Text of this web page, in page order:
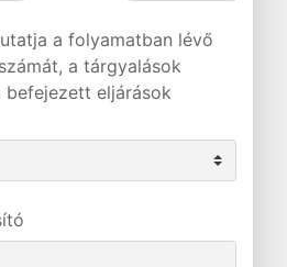
a folyamatban lévő
a tárgyalások
befejezett eljárások